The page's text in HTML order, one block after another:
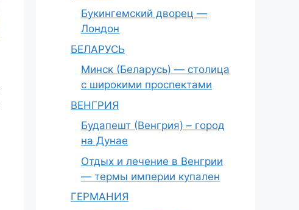
Букингемский дворец —
Лондон
БЕЛАРУСЬ
Минск (Беларусь) — столица
с широкими проспектами
ВЕНГРИЯ
Будапешт (Венгрия) – город
на Дунае
Отдых и лечение в Венгрии
— термы империи купален
ГЕРМАНИЯ